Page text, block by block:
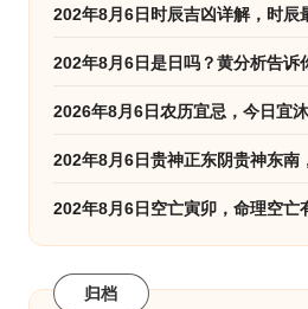
202年8月6日时辰吉凶详解，时辰
202年8月6日是日吗？黄分析告诉
2026年8月6日农历宜忌，今日宜
202年8月6日贵神正东阴贵神东南
202年8月6日空亡寅卯，命理空亡
归档